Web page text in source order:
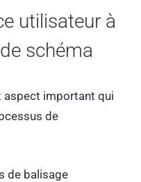
utilisateur à
schéma
aspect important qui
de
de balisage